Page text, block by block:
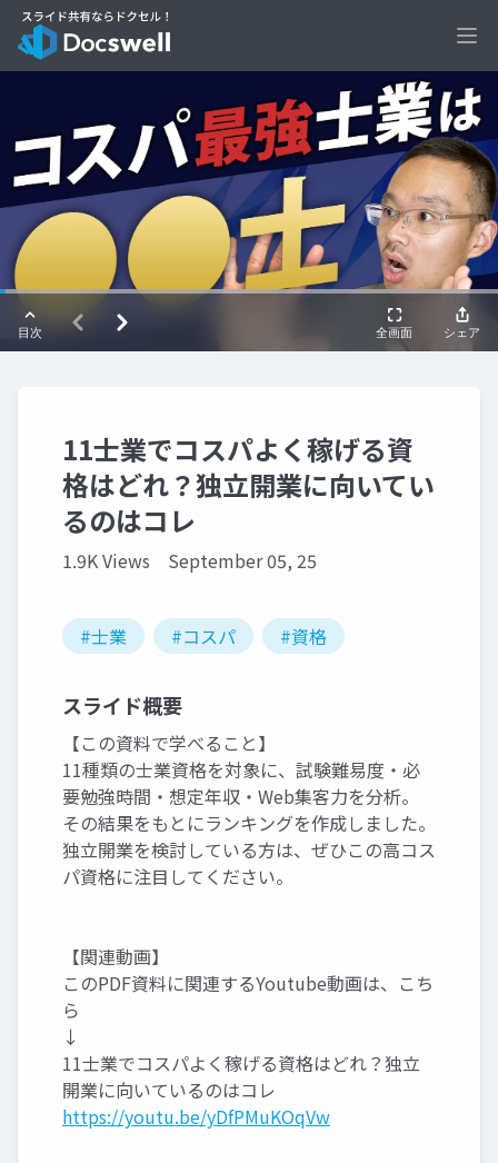
11士業でコスパよく稼げる資
格はどれ？独立開業に向いてい
るのはコレ
1.9K Views September 05, 25
#士業 #コスパ #資格
スライド概要
【この資料で学べること】
11種類の士業資格を対象に、試験難易度・必
要勉強時間・想定年収・Web集客力を分析。
その結果をもとにランキングを作成しました。
独立開業を検討している方は、ぜひこの高コス
パ資格に注目してください。
【関連動画】
このPDF資料に関連するYoutube動画は、こち
ら
↓
11士業でコスパよく稼げる資格はどれ？独立
開業に向いているのはコレ
https://youtu.be/yDfPMuKOqVw